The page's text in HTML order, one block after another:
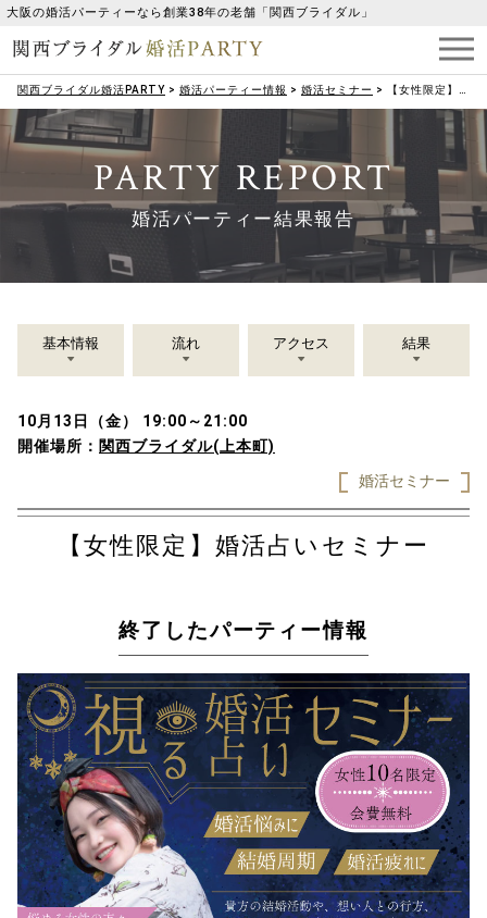
大阪の婚活パーティーなら創業38年の老舗「関西ブライダル」
関西ブライダル婚活PARTY > 婚活パーティー情報 > 婚活セミナー > 【女性限定】婚活占いセミナー
PARTY REPORT
婚活パーティー結果報告
基本情報 流れ アクセス 結果
10月13日（金） 19:00～21:00
開催場所： 関西ブライダル(上本町)
婚活セミナー
【女性限定】婚活占いセミナー
終了したパーティー情報